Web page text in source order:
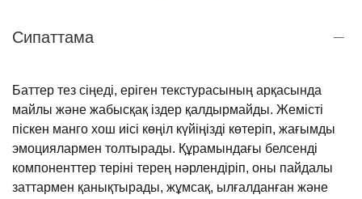
Сипаттама
Баттер тез сіңеді, еріген текстурасының арқасында
майлы және жабысқақ іздер қалдырмайды. Жемісті
піскен манго хош иісі көңіл күйіңізді көтеріп, жағымды
эмоциялармен толтырады. Құрамындағы белсенді
компоненттер теріні терең нәрлендіріп, оны пайдалы
заттармен қанықтырады, жұмсақ, ылғалданған және